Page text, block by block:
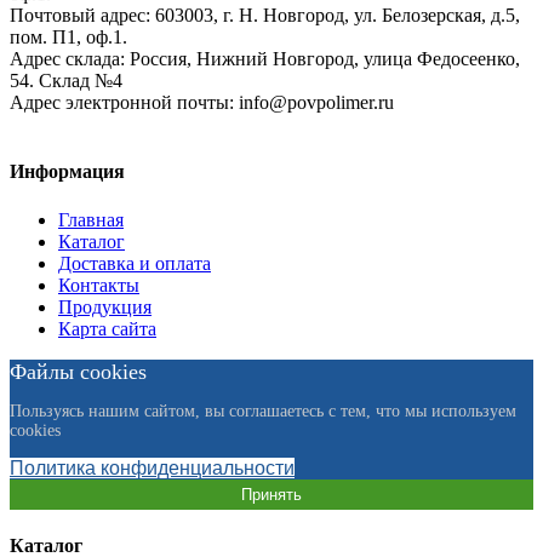
Почтовый адрес: 603003, г. Н. Новгород, ул. Белозерская, д.5,
пом. П1, оф.1.
Адрес склада: Россия, Нижний Новгород, улица Федосеенко,
54. Склад №4
Адрес электронной почты: info@povpolimer.ru
Информация
Главная
Каталог
Доставка и оплата
Контакты
Продукция
Карта сайта
Файлы cookies
Пользуясь нашим сайтом, вы соглашаетесь с тем, что мы используем
cookies
Политика конфиденциальности
Принять
Каталог